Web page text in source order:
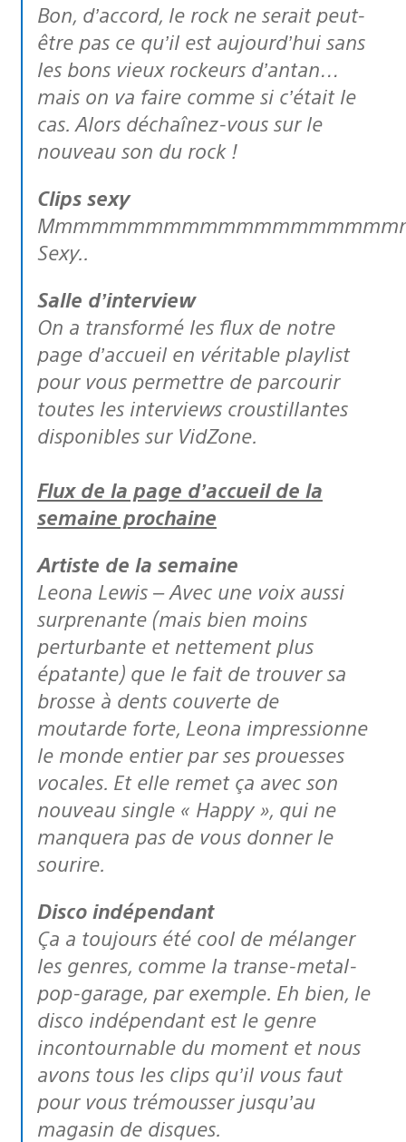
Bon, d’accord, le rock ne serait peut-
être pas ce qu’il est aujourd’hui sans
les bons vieux rockeurs d’antan…
mais on va faire comme si c’était le
cas. Alors déchaînez-vous sur le
nouveau son du rock !
Clips sexy
Sexy..
Salle d’interview
On a transformé les flux de notre
page d’accueil en véritable playlist
pour vous permettre de parcourir
toutes les interviews croustillantes
disponibles sur VidZone.
Flux de la page d’accueil de la
semaine prochaine
Artiste de la semaine
Leona Lewis – Avec une voix aussi
surprenante (mais bien moins
perturbante et nettement plus
épatante) que le fait de trouver sa
brosse à dents couverte de
moutarde forte, Leona impressionne
le monde entier par ses prouesses
vocales. Et elle remet ça avec son
nouveau single « Happy », qui ne
manquera pas de vous donner le
sourire.
Disco indépendant
Ça a toujours été cool de mélanger
les genres, comme la transe-metal-
pop-garage, par exemple. Eh bien, le
disco indépendant est le genre
incontournable du moment et nous
avons tous les clips qu’il vous faut
pour vous trémousser jusqu’au
magasin de disques.